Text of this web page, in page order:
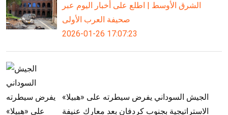
الشرق الأوسط | اطلع على أخبار اليوم عبر
صحيفة العرب الأولى
2026-01-26 17:07:23
الجيش السوداني يفرض سيطرته على «هبيلا»
الاستراتيجية بجنوب كردفان بعد معارك عنيفة